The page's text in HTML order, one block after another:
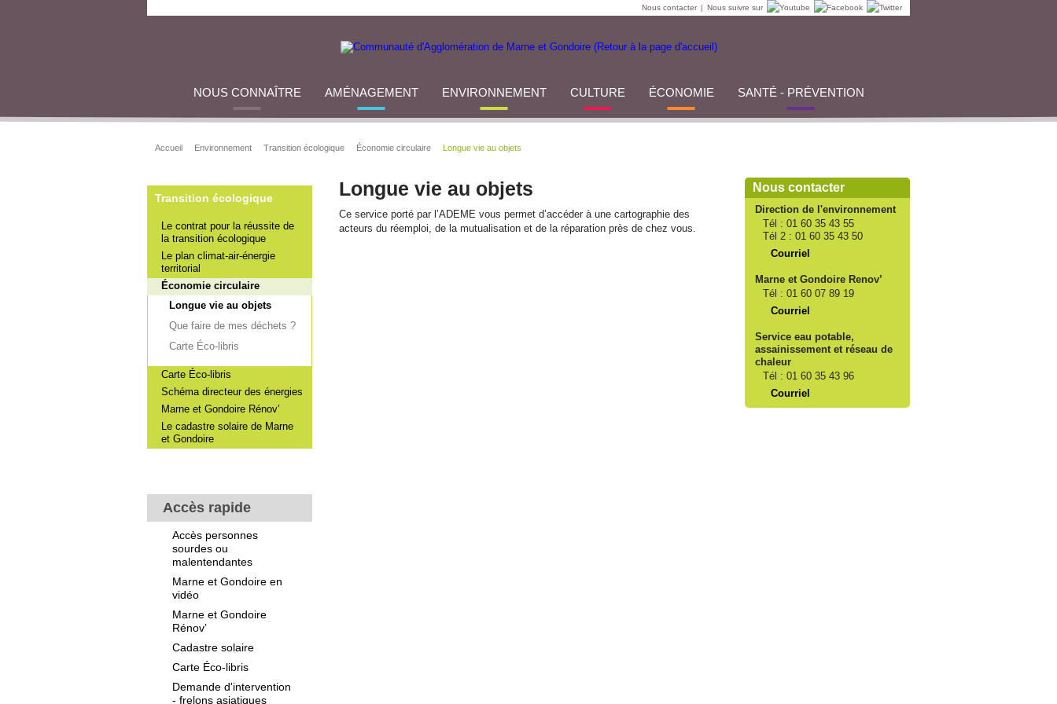
Nous contacter | Nous suivre sur
NOUS CONNAÎTRE AMÉNAGEMENT ENVIRONNEMENT CULTURE ÉCONOMIE SANTÉ - PRÉVENTION
Accueil Environnement Transition écologique Économie circulaire Longue vie au objets
Transition écologique
Le contrat pour la réussite de
la transition écologique
Le plan climat-air-énergie
territorial
Économie circulaire
Longue vie au objets
Que faire de mes déchets ?
Carte Éco-libris
Carte Éco-libris
Schéma directeur des énergies
Marne et Gondoire Rénov’
Le cadastre solaire de Marne
et Gondoire
Accès rapide
Accès personnes
sourdes ou
malentendantes
Marne et Gondoire en
vidéo
Marne et Gondoire
Rénov’
Cadastre solaire
Carte Éco-libris
Demande d'intervention
- frelons asiatiques
Longue vie au objets
Ce service porté par l’ADEME vous permet d’accéder à une cartographie des
acteurs du réemploi, de la mutualisation et de la réparation près de chez vous.
Nous contacter
Direction de l'environnement
Tél : 01 60 35 43 55
Tél 2 : 01 60 35 43 50
Courriel
Marne et Gondoire Renov’
Tél : 01 60 07 89 19
Courriel
Service eau potable,
assainissement et réseau de
chaleur
Tél : 01 60 35 43 96
Courriel